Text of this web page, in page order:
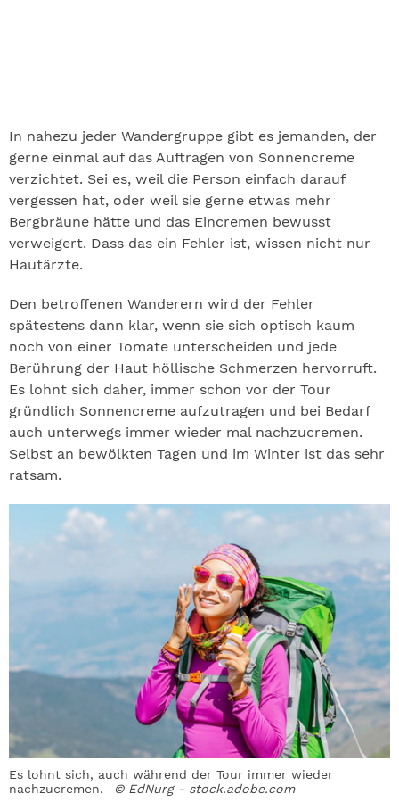
In nahezu jeder Wandergruppe gibt es jemanden, der
gerne einmal auf das Auftragen von Sonnencreme
verzichtet. Sei es, weil die Person einfach darauf
vergessen hat, oder weil sie gerne etwas mehr
Bergbräune hätte und das Eincremen bewusst
verweigert. Dass das ein Fehler ist, wissen nicht nur
Hautärzte.
Den betroffenen Wanderern wird der Fehler
spätestens dann klar, wenn sie sich optisch kaum
noch von einer Tomate unterscheiden und jede
Berührung der Haut höllische Schmerzen hervorruft.
Es lohnt sich daher, immer schon vor der Tour
gründlich Sonnencreme aufzutragen und bei Bedarf
auch unterwegs immer wieder mal nachzucremen.
Selbst an bewölkten Tagen und im Winter ist das sehr
ratsam.
Es lohnt sich, auch während der Tour immer wieder
nachzucremen.
© EdNurg - stock.adobe.com